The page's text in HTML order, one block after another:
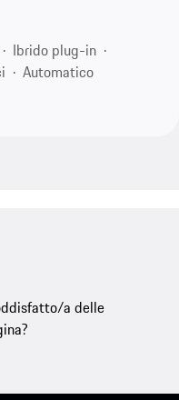
Ibrido plug-in
Automatico
a delle